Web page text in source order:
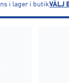
ALLA
XS
5
S
6
M
i lager i butikVÄLJ